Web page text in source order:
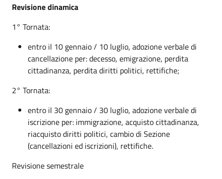
Revisione dinamica
1° Tornata:
entro il 10 gennaio / 10 luglio, adozione verbale di
cancellazione per: decesso, emigrazione, perdita
cittadinanza, perdita diritti politici, rettifiche;
2° Tornata:
entro il 30 gennaio / 30 luglio, adozione verbale di
iscrizione per: immigrazione, acquisto cittadinanza,
riacquisto diritti politici, cambio di Sezione
(cancellazioni ed iscrizioni), rettifiche.
Revisione semestrale